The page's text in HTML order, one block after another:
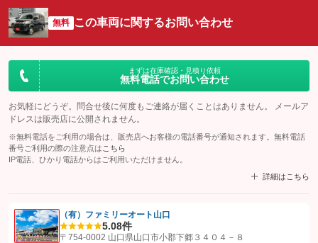
無料 この車両に関するお問い合わせ
まずは在庫確認・見積り依頼
無料電話でお問い合わせ
お気軽にどうぞ。問合せ後に何度もご連絡が届くことはありません。 メールア
ドレスは販売店に公開されません。
※無料電話をご利用の場合は、販売店へお客様の電話番号が通知されます。無料電話
番号ご利用の際の注意点は こちら
IP電話、ひかり電話からはご利用いただけません。
詳細はこちら
【STEP1】認証画面でグーネットを友だち追加してから「許可する」ボタンを押
（有）ファミリーオート山口
5.08件
〒754-0002 山口県山口市小郡下郷３４０４－８